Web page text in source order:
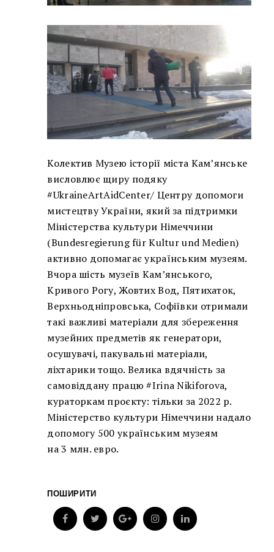
Колектив Музею історії міста Кам’янське
висловлює щиру подяку
#UkraineArtAidCenter/ Центру допомоги
мистецтву України, який за підтримки
Міністерства культури Німеччини
(Bundesregierung für Kultur und Medien)
активно допомагає українським музеям.
Вчора шість музеїв Кам’янського,
Кривого Рогу, Жовтих Вод, Пятихаток,
Верхньодніпровська, Софіївки отримали
такі важливі матеріали для збереження
музейних предметів як генератори,
осушувачі, пакувальні матеріали,
ліхтарики тощо. Велика вдячність за
самовіддану працю #Irina Nikiforova,
кураторкам проєкту: тільки за 2022 р.
Міністерство культури Німеччини надало
допомогу 500 українським музеям
на 3 млн. евро.
ПОШИРИТИ